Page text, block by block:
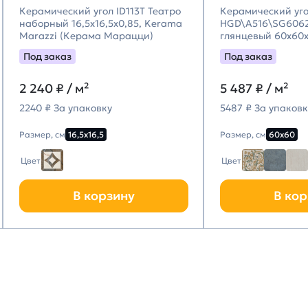
Керамический угол ID113T Театро
наборный 16,5x16,5x0,85, Kerama
Marazzi (Керама Марацци)
Под заказ
2 240 ₽ / м²
2240 ₽ За упаковку
Размер, см 16,5х16,5
Цвет
В корзину
Керамический
глянцевый
Marazzi (Керама
Под заказ
5 487 ₽ / м²
5487 ₽ За
Размер, см 60х60
Цвет
В